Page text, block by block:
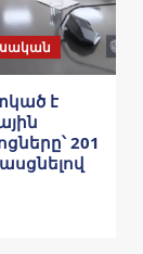
է
201